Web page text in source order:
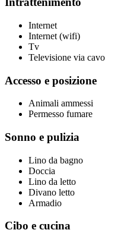
Internet
Internet (wifi)
Tv
Televisione via cavo
Accesso e posizione
Animali ammessi
Permesso fumare
Sonno e pulizia
Lino da bagno
Doccia
Lino da letto
Divano letto
Armadio
Cibo e cucina